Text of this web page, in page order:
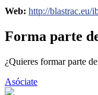
Web: http://blastrac.eu/
Forma parte
¿Quieres formar parte
Asóciate